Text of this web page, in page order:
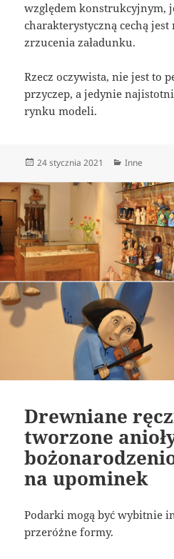
względem konstrukcyjnym,
charakterystyczną cechą
zrzucenia załadunku.
Rzecz oczywista, nie jest to
przyczep, a jedynie
rynku modeli.
Data
24 stycznia 2021 Kategorie
Inne
Drewniane
tworzone
na upominek
Podarki mogą być wybitnie
przeróżne formy.